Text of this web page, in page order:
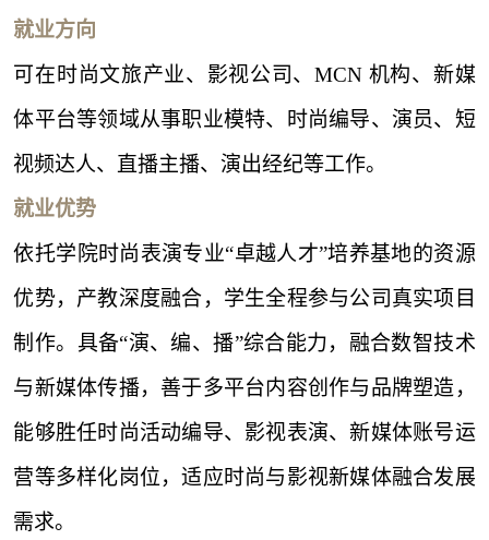
就业方向
可在时尚文旅产业、影视公司、MCN 机构、新媒
体平台等领域从事职业模特、时尚编导、演员、短
视频达人、直播主播、演出经纪等工作。
就业优势
依托学院时尚表演专业“卓越人才”培养基地的资源
优势，产教深度融合，学生全程参与公司真实项目
制作。具备“演、编、播”综合能力，融合数智技术
与新媒体传播，善于多平台内容创作与品牌塑造，
能够胜任时尚活动编导、影视表演、新媒体账号运
营等多样化岗位，适应时尚与影视新媒体融合发展
需求。